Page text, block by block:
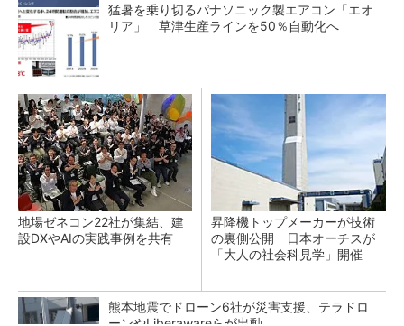
猛暑を乗り切るパナソニック製エアコン「エオ
リア」 草津生産ラインを50％自動化へ
地場ゼネコン22社が集結、建
設DXやAIの実践事例を共有
昇降機トップメーカーが技術
の裏側公開 日本オーチスが
「大人の社会科見学」開催
熊本地震でドローン6社が災害支援、テラドロ
ーンやLiberawareらが出動